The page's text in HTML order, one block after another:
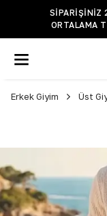
SIPARIŞINIZ
ORTALAMA
Erkek Giyim Üst